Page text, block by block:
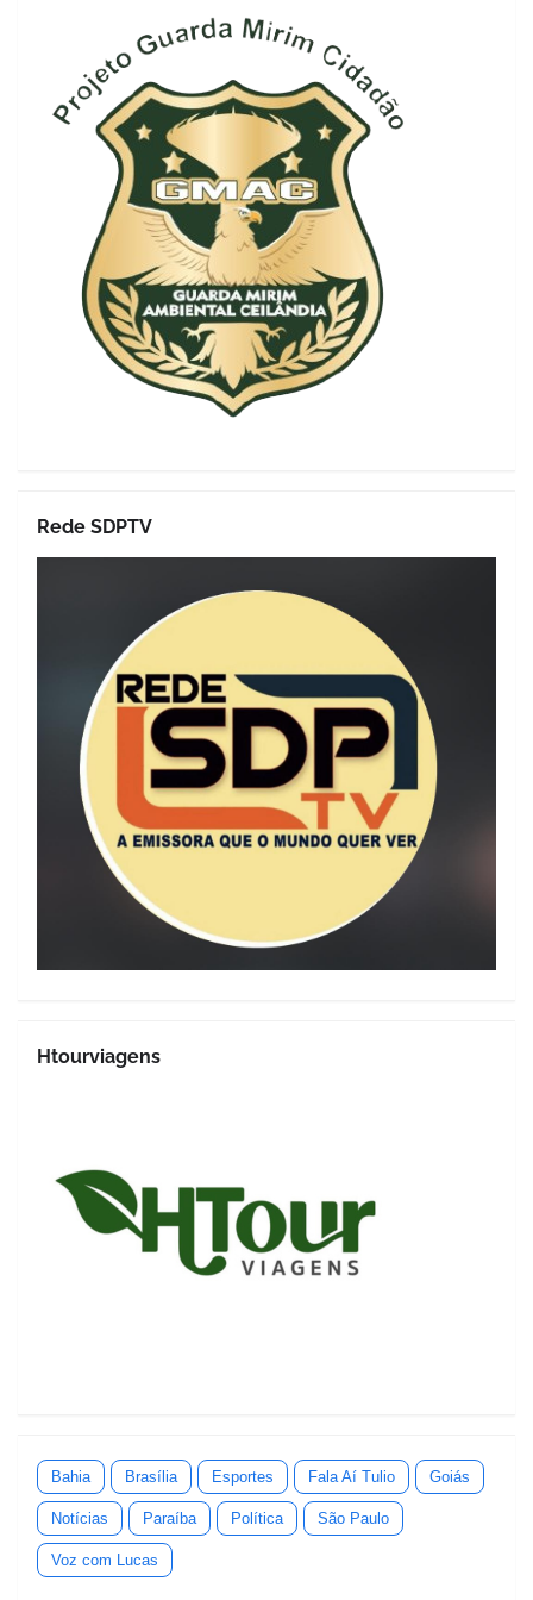
Rede SDPTV
Htourviagens
Bahia Brasília Esportes Fala Aí Tulio Goiás
Notícias Paraíba Política São Paulo
Voz com Lucas